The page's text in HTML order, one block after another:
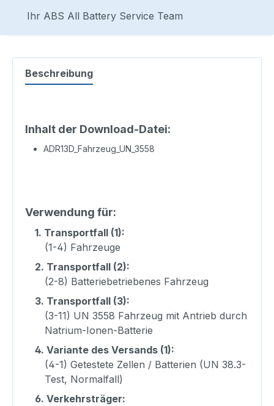
Ihr ABS All Battery Service Team
Beschreibung
Inhalt der Download-Datei:
ADR13D_Fahrzeug_UN_3558
Verwendung für:
1. Transportfall (1):
(1-4) Fahrzeuge
2. Transportfall (2):
(2-8) Batteriebetriebenes Fahrzeug
3. Transportfall (3):
(3-11) UN 3558 Fahrzeug mit Antrieb durch
Natrium-Ionen-Batterie
4. Variante des Versands (1):
(4-1) Getestete Zellen / Batterien (UN 38.3-
Test, Normalfall)
6. Verkehrsträger: